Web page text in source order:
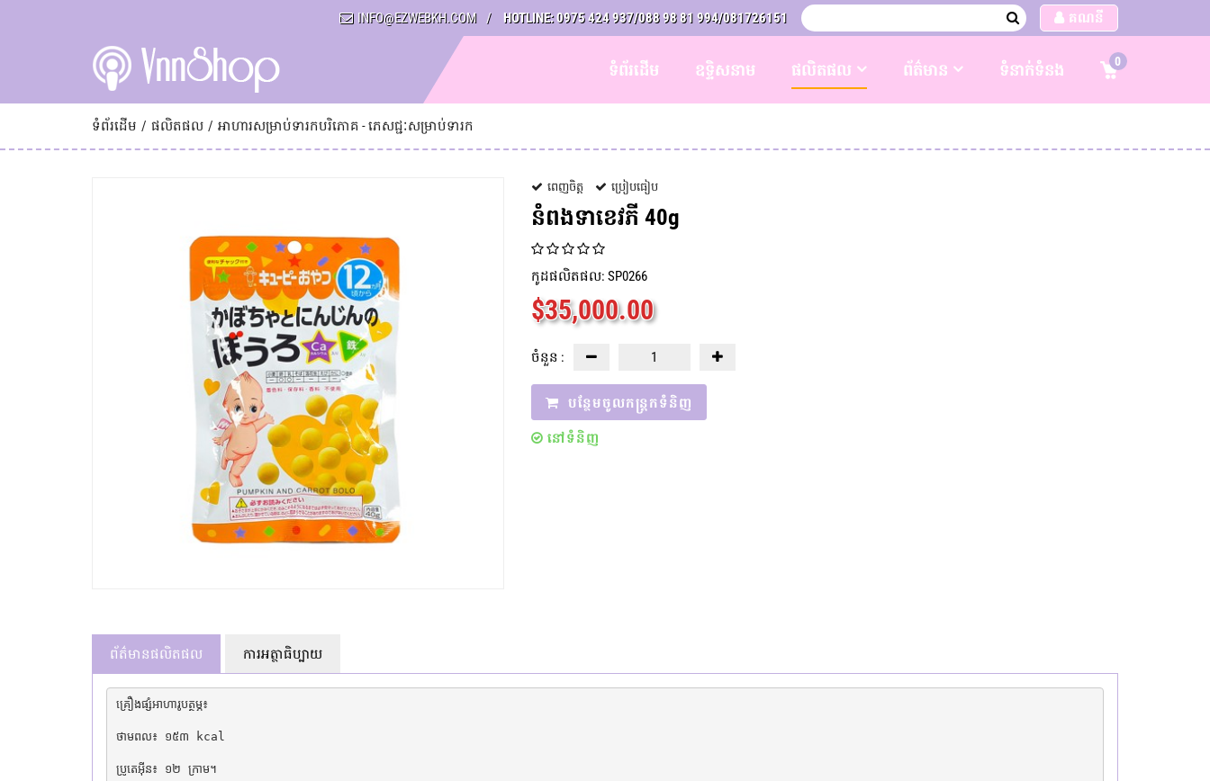
គណនី
HOTLINE: 0975 424 937/088 98 81 994/081726151
INFO@EZWEBKH.COM
0
ទំព័រដើម ឧទ្ទិសនាម ផលិតផល ព័ត៌មាន ទំនាក់ទំនង
ទំព័រដើម ផលិតផល អាហារសម្រាប់ទារកបរិភោគ - ភេសជ្ជៈសម្រាប់ទារក
ពេញចិត្ត ប្រៀបធៀប
នំពងទាខេវភី 40g
កូដផលិតផល: SP0266
$35,000.00
ចំនួន :
បន្ថែមចូលកន្ត្រកទំនិញ
នៅទំនិញ
ព័ត៌មានផលិតផល ការអត្ថាធិប្បាយ
គ្រឿងផ្សំអាហារូបត្ថម្ភ៖
ថាមពល៖ ១៥៣ kcal
ប្រូតេអ៊ីន៖ ១២ ក្រាម។